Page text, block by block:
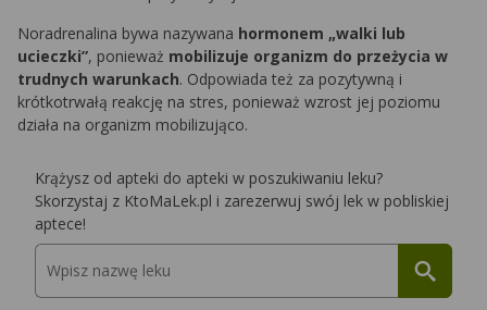
Noradrenalina bywa nazywana hormonem „walki lub
ucieczki”, ponieważ mobilizuje organizm do przeżycia w
trudnych warunkach. Odpowiada też za pozytywną i
krótkotrwałą reakcję na stres, ponieważ wzrost jej poziomu
działa na organizm mobilizująco.
Krążysz od apteki do apteki w poszukiwaniu leku?
Skorzystaj z KtoMaLek.pl i zarezerwuj swój lek w pobliskiej
aptece!